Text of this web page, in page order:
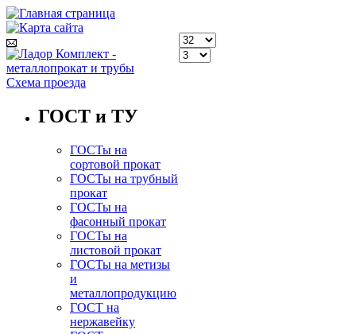
Схема проезда
ГОСТ и ТУ
ГОСТы на
сортовой прокат
ГОСТы на трубный
прокат
ГОСТы на
фасонный прокат
ГОСТы на
листовой прокат
ГОСТы на метизы
и
металлопродукцию
ГОСТ на
нержавейку